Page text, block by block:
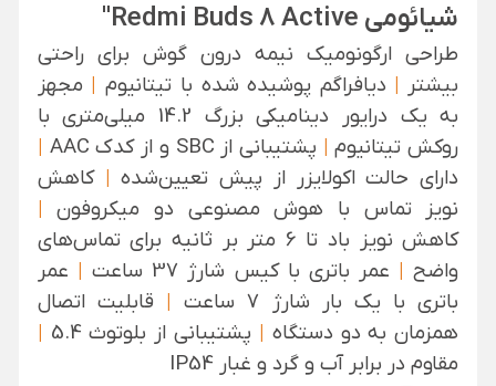
شیائومی Redmi Buds 8 Active"
طراحی ارگونومیک نیمه درون گوش برای راحتی
بیشتر
دیافراگم پوشیده شده با تیتانیوم
مجهز
به یک درایور دینامیکی بزرگ 14.2 میلی‌متری با
روکش تیتانیوم
پشتیبانی از SBC و از کدک AAC
دارای حالت اکولایزر از پیش تعیین‌شده
کاهش
نویز تماس با هوش مصنوعی دو میکروفون
کاهش نویز باد تا 6 متر بر ثانیه برای تماس‌های
واضح
عمر باتری با کیس شارژ 37 ساعت
عمر
باتری با یک بار شارژ 7 ساعت
قابلیت اتصال
همزمان به دو دستگاه
پشتیبانی از بلوتوث 5.4
مقاوم در برابر آب و گرد و غبار IP54